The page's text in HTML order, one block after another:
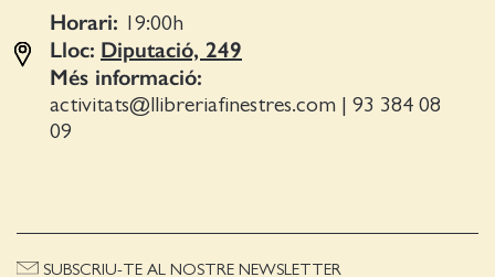
Horari: 19:00 h
Lloc: Diputació, 249
Més informació:
activitats@llibreriafinestres.com
93 384 08
09
SUBSCRIU-TE AL NOSTRE NEWSLETTER